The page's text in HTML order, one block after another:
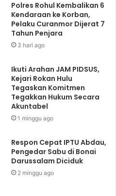
Polres Rohul Kembalikan 6
Kendaraan ke Korban,
Pelaku Curanmor Dijerat 7
Tahun Penjara
3 hari ago
Ikuti Arahan JAM PIDSUS,
Kejari Rokan Hulu
Tegaskan Komitmen
Tegakkan Hukum Secara
Akuntabel
1 minggu ago
Respon Cepat IPTU Abdau,
Pengedar Sabu di Bonai
Darussalam Diciduk
2 minggu ago